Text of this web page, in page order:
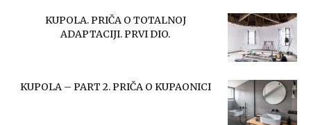
KUPOLA. PRIČA O TOTALNOJ
ADAPTACIJI. PRVI DIO.
KUPOLA – PART 2. PRIČA O KUPAONICI